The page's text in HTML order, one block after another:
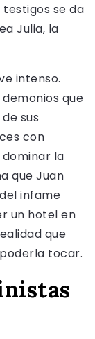
se da
Julia, la
intenso.
que
sus
con
la
que Juan
infame
un hotel en
que
tocar.